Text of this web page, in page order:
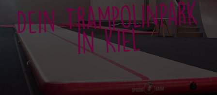
Dein Trampolinpark
in Kiel